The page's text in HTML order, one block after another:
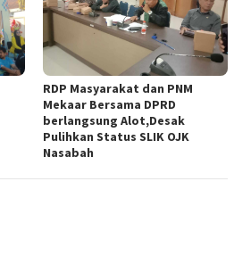
RDP Masyarakat dan PNM
Mekaar Bersama DPRD
berlangsung Alot,Desak
Pulihkan Status SLIK OJK
Nasabah